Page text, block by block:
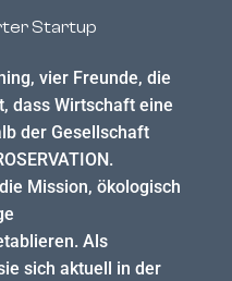
Startup
vier Freunde, die
dass Wirtschaft eine
der Gesellschaft
Mission, ökologisch
Als
sich aktuell in der